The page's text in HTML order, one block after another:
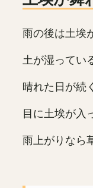
雨の後は土埃
土が湿ってい
晴れた日が続
目に土埃が入
雨上がりなら